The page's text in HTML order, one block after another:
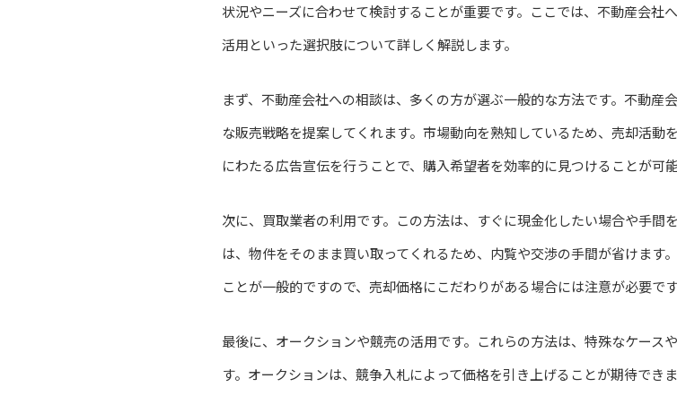
状況やニーズに合わせて検討することが重要です。ここでは、不動産会社
活用といった選択肢について詳しく解説します。
まず、不動産会社への相談は、多くの方が選ぶ一般的な方法です。不動産
な販売戦略を提案してくれます。市場動向を熟知しているため、売却活動
にわたる広告宣伝を行うことで、購入希望者を効率的に見つけることが可能
次に、買取業者の利用です。この方法は、すぐに現金化したい場合や手間
は、物件をそのまま買い取ってくれるため、内覧や交渉の手間が省けます
ことが一般的ですので、売却価格にこだわりがある場合には注意が必要です
最後に、オークションや競売の活用です。これらの方法は、特殊なケース
す。オークションは、競争入札によって価格を引き上げることが期待でき